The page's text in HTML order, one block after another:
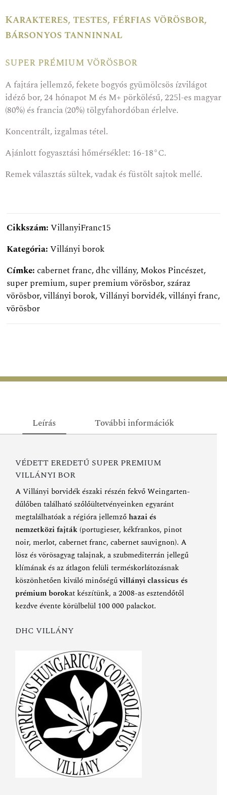
Karakteres, testes, férfias vörösbor,
bársonyos tanninnal
super prémium vörösbor
A fajtára jellemző, fekete bogyós gyümölcsös ízvilágot
idéző bor, 24 hónapot M és M+ pörkölésű, 225l-es magyar
(80%) és francia (20%) tölgyfahordóban érlelve.
Koncentrált, izgalmas tétel.
Ajánlott fogyasztási hőmérséklet: 16-18°C.
Remek választás sültek, vadak és füstölt sajtok mellé.
Cikkszám:VillanyiFranc15
Kategória:Villányi borok
Címke:cabernet franc,dhc villány,Mokos Pincészet,
super premium,super premium vörösbor,száraz
vörösbor,villányi borok,Villányi borvidék,villányi franc,
vörösbor
Leírás További információk
VÉDETT EREDETŰ SUPER PREMIUM
VILLÁNYI BOR
A Villányi borvidék északi részén fekvő Weingarten-
dűlőben található szőlőültetvényeinken egyaránt
megtalálhatóak a régióra jellemzőhazai és
nemzetközi fajták(portugieser, kékfrankos, pinot
noir, merlot, cabernet franc, cabernet sauvignon). A
lösz és vörösagyag talajnak, a szubmediterrán jellegű
klímának és az átlagon felüli terméskorlátozásnak
köszönhetően kiváló minőségűvillányi classicus és
prémium borokat készítünk, a 2008-as esztendőtől
kezdve évente körülbelül 100 000 palackot.
DHC VILLÁNY